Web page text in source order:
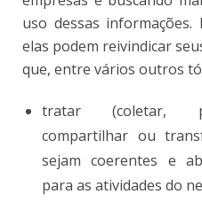
uso dessas
elas podem reivindicar
que, entre vários outros
tratar (coletar,
compartilhar ou
sejam coerentes e
para as atividades do